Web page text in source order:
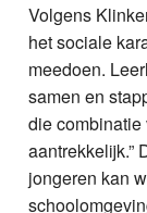
Volgens
het sociale
meedoen.
samen en
die
aantrekkelijk.”
jongeren kan